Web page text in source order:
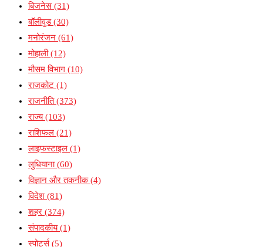
बिजनेस(31)
बॉलीवुड(30)
मनोरंजन (61)
मोहाली(12)
मौसम विभाग (10)
राजकोट (1)
राजनीति(373)
राज्य(103)
राशिफल (21)
लाइफस्टाइल (1)
लुधियाना(60)
विज्ञान और तकनीक(4)
विदेश (81)
शहर (374)
संपादकीय(1)
स्पोर्ट्स(5)